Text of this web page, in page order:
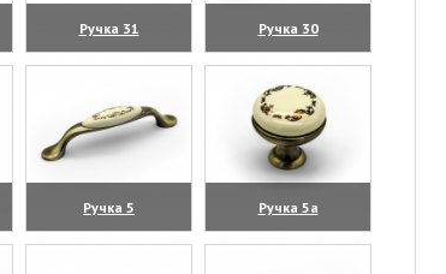
Ручка 31
(увеличить)
Ручка 30
(увеличить)
Ручка 5
(увеличить)
Ручка 5а
(увеличить)